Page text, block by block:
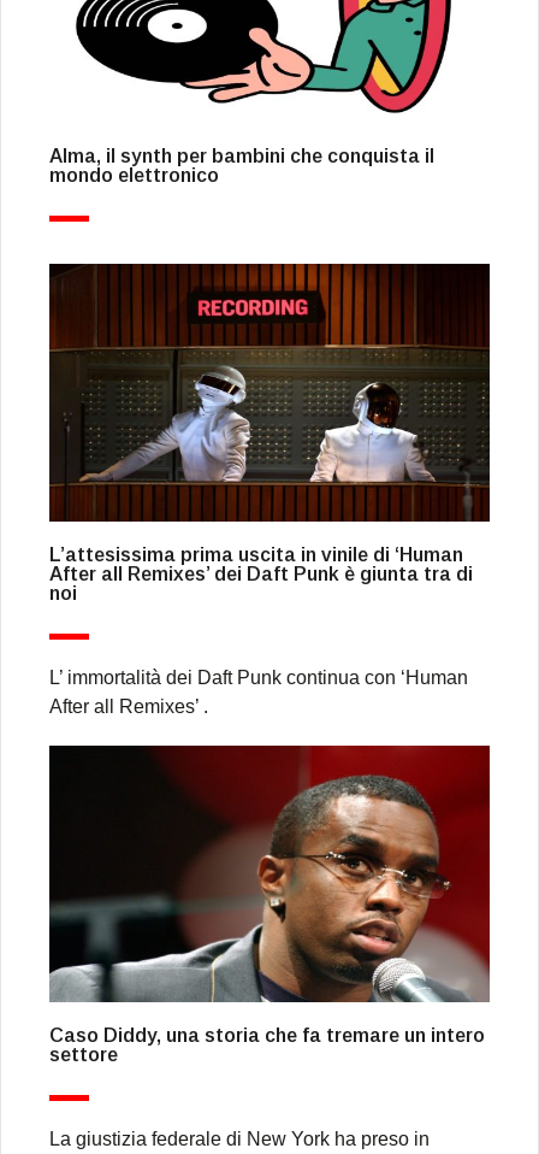
Alma, il synth per bambini che conquista il
mondo elettronico
L’attesissima prima uscita in vinile di ‘Human
After all Remixes’ dei Daft Punk è giunta tra di
noi
L’ immortalità dei Daft Punk continua con ‘Human
After all Remixes’ .
Caso Diddy, una storia che fa tremare un intero
settore
La giustizia federale di New York ha preso in